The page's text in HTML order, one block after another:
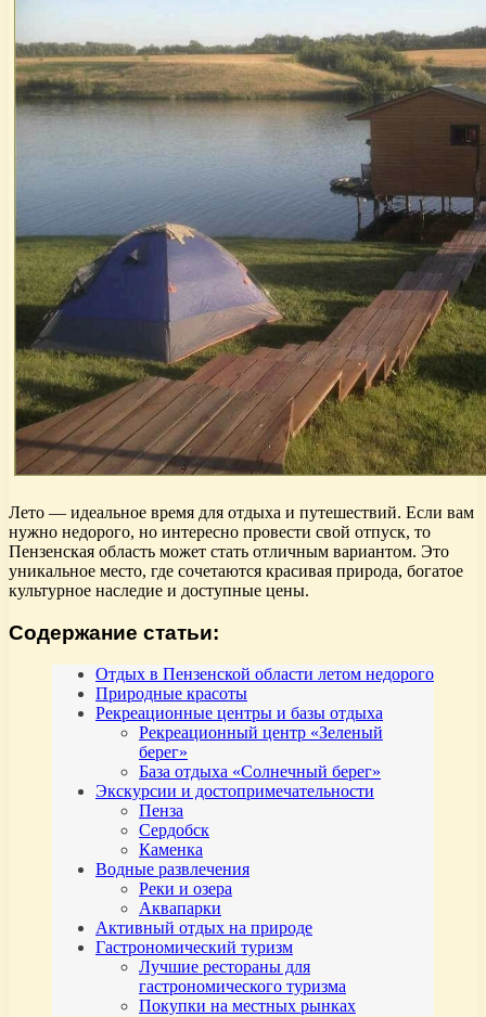
Лето — идеальное время для отдыха и путешествий. Если вам
нужно недорого, но интересно провести свой отпуск, то
Пензенская область может стать отличным вариантом. Это
уникальное место, где сочетаются красивая природа, богатое
культурное наследие и доступные цены.
Содержание статьи:
Отдых в Пензенской области летом недорого
Природные красоты
Рекреационные центры и базы отдыха
Рекреационный центр «Зеленый
берег»
База отдыха «Солнечный берег»
Экскурсии и достопримечательности
Пенза
Сердобск
Каменка
Водные развлечения
Реки и озера
Аквапарки
Активный отдых на природе
Гастрономический туризм
Лучшие рестораны для
гастрономического туризма
Покупки на местных рынках